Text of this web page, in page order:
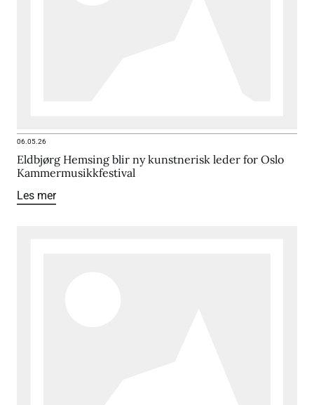
06.05.26
Eldbjørg Hemsing blir ny kunstnerisk leder for Oslo
Kammermusikkfestival
Les mer